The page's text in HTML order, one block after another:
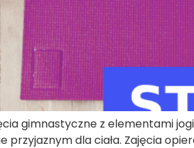
gimnastyczne z elementami
przyjaznym dla ciała. Zajęcia